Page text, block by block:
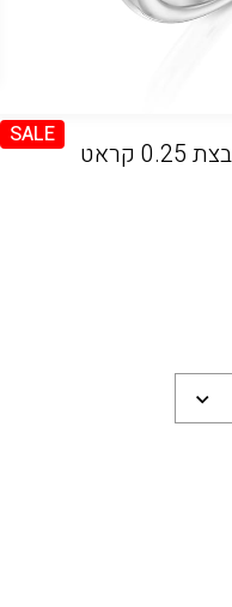
SALE
טבעת יהלומים, זהב 14K משובצת 0.25 קראט